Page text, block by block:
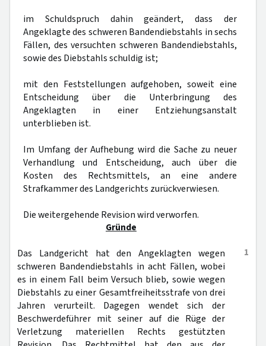
im Schuldspruch dahin geändert, dass der
Angeklagte des schweren Bandendiebstahls in sechs
Fällen, des versuchten schweren Bandendiebstahls,
sowie des Diebstahls schuldig ist;
mit den Feststellungen aufgehoben, soweit eine
Entscheidung über die Unterbringung des
Angeklagten in einer Entziehungsanstalt
unterblieben ist.
Im Umfang der Aufhebung wird die Sache zu neuer
Verhandlung und Entscheidung, auch über die
Kosten des Rechtsmittels, an eine andere
Strafkammer des Landgerichts zurückverwiesen.
Die weitergehende Revision wird verworfen.
Gründe
1
Das Landgericht hat den Angeklagten wegen
schweren Bandendiebstahls in acht Fällen, wobei
es in einem Fall beim Versuch blieb, sowie wegen
Diebstahls zu einer Gesamtfreiheitsstrafe von drei
Jahren verurteilt. Dagegen wendet sich der
Beschwerdeführer mit seiner auf die Rüge der
Verletzung materiellen Rechts gestützten